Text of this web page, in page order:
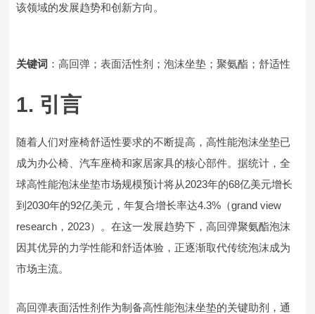
该领域的发展趋势和创新方向。
关键词 ：高回弹；表面活性剂；泡沫坐垫；聚氨酯；舒适性
1. 引言
随着人们对座椅舒适性要求的不断提高，高性能泡沫坐垫已
成为办公椅、汽车座椅和家居家具的核心部件。据统计，全
球高性能泡沫坐垫市场规模预计将从2023年的68亿美元增长
到2030年的92亿美元，年复合增长率达4.3%（grand view
research，2023）。在这一发展趋势下，高回弹聚氨酯泡沫
因其优异的力学性能和舒适体验，正逐渐取代传统泡沫成为
市场主流。
高回弹表面活性剂作为制备高性能泡沫坐垫的关键助剂，通